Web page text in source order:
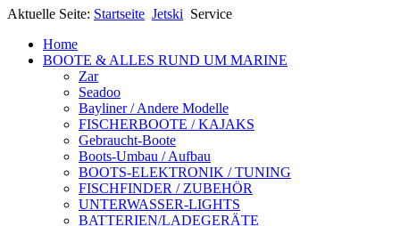
Aktuelle Seite: Startseite Jetski Service
Home
BOOTE & ALLES RUND UM MARINE
Zar
Seadoo
Bayliner / Andere Modelle
FISCHERBOOTE / KAJAKS
Gebraucht-Boote
Boots-Umbau / Aufbau
BOOTS-ELEKTRONIK / TUNING
FISCHFINDER / ZUBEHÖR
UNTERWASSER-LIGHTS
BATTERIEN/LADEGERÄTE